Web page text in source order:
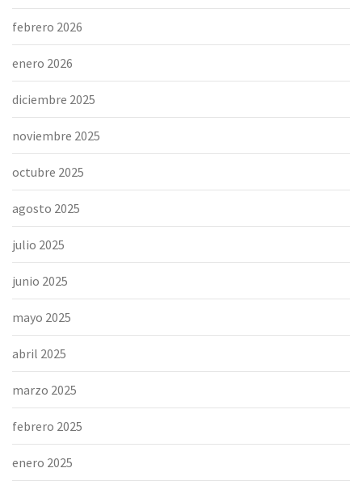
febrero 2026
enero 2026
diciembre 2025
noviembre 2025
octubre 2025
agosto 2025
julio 2025
junio 2025
mayo 2025
abril 2025
marzo 2025
febrero 2025
enero 2025